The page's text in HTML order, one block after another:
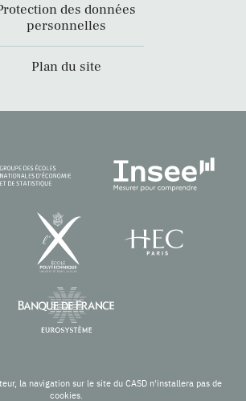
des données
personnelles
Plan du site
la navigation sur le site du CASD n'installera pas de
cookies.